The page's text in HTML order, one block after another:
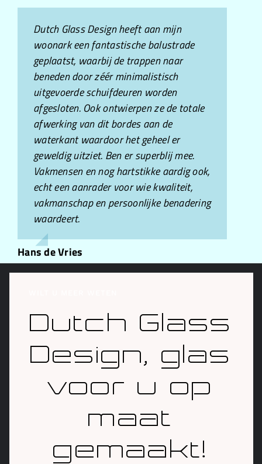
Contact
Dutch Glass Design heeft aan mijn
woonark een fantastische balustrade
geplaatst, waarbij de trappen naar
beneden door zéér minimalistisch
uitgevoerde schuifdeuren worden
afgesloten. Ook ontwierpen ze de totale
afwerking van dit bordes aan de
waterkant waardoor het geheel er
geweldig uitziet. Ben er superblij mee.
Vakmensen en nog hartstikke aardig ook,
echt een aanrader voor wie kwaliteit,
vakmanschap en persoonlijke benadering
waardeert.
Hans de Vries
Communicatie prompt en effectief.
Service snel en toereikend. Opstelling en
houding geheel professioneel en
vriendelijk.
Peter van Voorst
Fantastische producten en uitstekende
dienstverlening. Wij hebben vorig jaar
click-it-up glasschermen bij hen gekocht
en laten plaatsen aan de waterkant van
onze tuin. De eigenaar reageert snel op
verzoeken en levert uitstekende
professionals die de schermen
schitterend hebben geplaatst. Ook toen
niet alle schermen gelijktijdig leverbaar
waren hebben ze gezorgd voor een
veilige tussenoplossing totdat de rest
ook binnenkwam. De schermen zijn
bovendien ideaal voor iedereen die aan
het water woont. Superstrak en
minimalistisch om te zien en veilig en
windvrij wanneer nodig.
De glazen douchecabine ziet er geweldig
uit! Snelle afhandeling en professionele
afwerking. Zou het zeker aanbevelen.
Ewoud Snabilie
Dutch Glass
Design, glas
voor u op
maat
gemaakt!